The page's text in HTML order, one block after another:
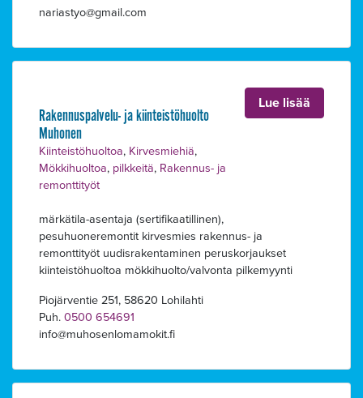
nariastyo gmail.com
Rakennuspalvelu- ja kiinteistöhuolto
Muhonen
Kiinteistöhuoltoa, Kirvesmiehiä,
Mökkihuoltoa, pilkkeitä, Rakennus- ja
remonttityöt
Lue lisää
märkätila-asentaja (sertifikaatillinen),
pesuhuoneremontit kirvesmies rakennus- ja
remonttityöt uudisrakentaminen peruskorjaukset
kiinteistöhuoltoa mökkihuolto/valvonta pilkemyynti
Piojärventie 251, 58620 Lohilahti
Puh.0500 654691
info muhosenlomamokit.fi